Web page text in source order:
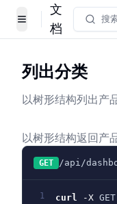
Toggle Menu
文
档
搜
列出分类
以树形结构列出产
以树形结构返回产
GET /api/
1 curl -X